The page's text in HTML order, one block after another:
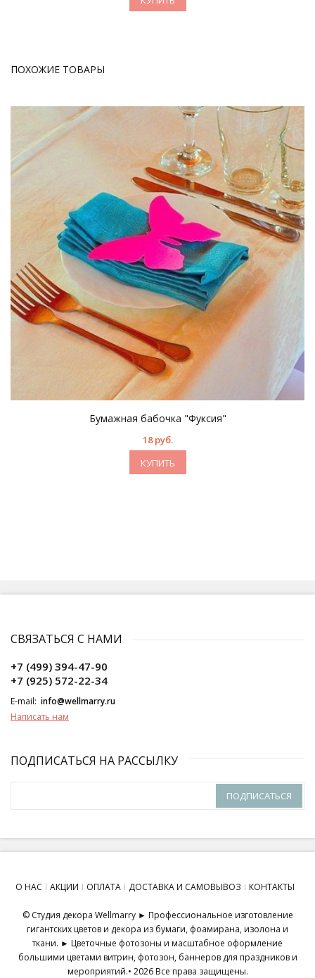
ПОХОЖИЕ ТОВАРЫ
Бумажная бабочка "Фуксия"
18 руб.
КУПИТЬ
СВЯЗАТЬСЯ С НАМИ
+7 (499) 394-47-90
+7 (925) 572-22-34
E-mail: info@wellmarry.ru
Написать нам
ПОДПИСАТЬСЯ НА РАССЫЛКУ
ПОДПИСАТЬСЯ
О НАС АКЦИИ ОПЛАТА ДОСТАВКА И САМОВЫВОЗ КОНТАКТЫ
© Студия декора Wellmarry ► Профессиональное изготовление
гигантских цветов и декора из бумаги, фоамирана, изолона и
ткани. ► Цветочные фотозоны и масштабное оформление
большими цветами витрин, фотозон, баннеров для праздников и
мероприятий.• 2026 Все права защищены.